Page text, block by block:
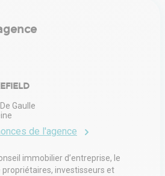
Gaulle
de l'agence
immobilier d’entreprise, le
investisseurs et